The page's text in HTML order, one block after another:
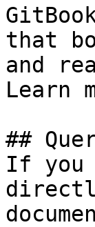
that
and
Learn
##
If you